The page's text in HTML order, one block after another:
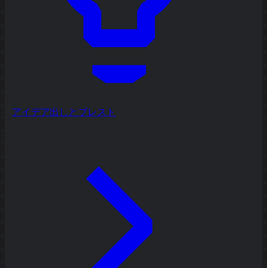
アイデア出しとブレスト